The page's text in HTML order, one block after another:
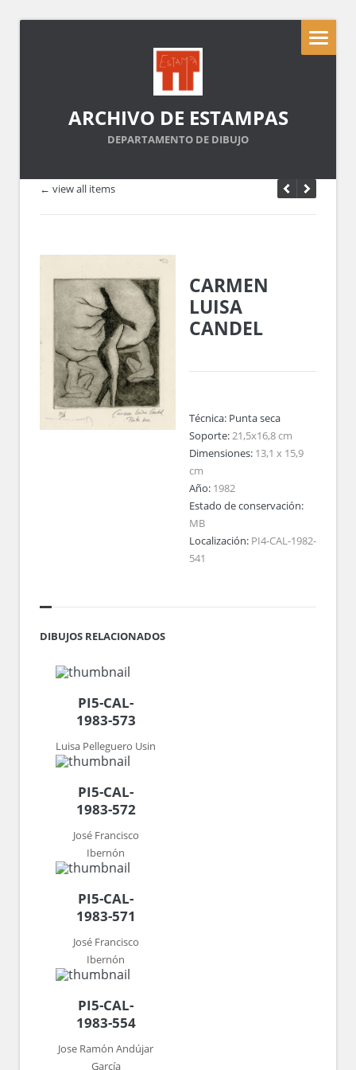
ARCHIVO DE ESTAMPAS
DEPARTAMENTO DE DIBUJO
← view all items
CARMEN
LUISA
CANDEL
Técnica: Punta seca
Soporte:21,5x16,8 cm
Dimensiones: 13,1 x 15,9
cm
Año: 1982
Estado de conservación:
MB
Localización: PI4-CAL-1982-
541
DIBUJOS RELACIONADOS
PI5-CAL-
1983-573
Luisa Pelleguero Usin
PI5-CAL-
1983-572
José Francisco
Ibernón
PI5-CAL-
1983-571
José Francisco
Ibernón
PI5-CAL-
1983-554
Jose Ramón Andújar
García